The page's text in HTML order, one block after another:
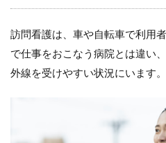
ら
な
い
訪問看護は、車や自転車で利用
で仕事をおこなう病院とは違い
外線を受けやすい状況にいます。